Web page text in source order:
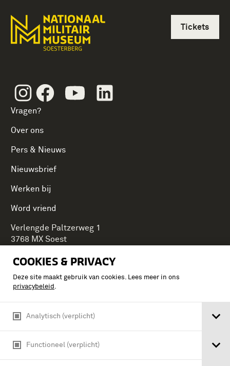
COOKIES & PRIVACY
Deze site maakt gebruik van cookies. Lees meer in ons
privacybeleid .
Analytisch (verplicht)
Functioneel (verplicht)
InstagramFacebookYoutube
Vragen?
Over ons
Pers & Nieuws
Nieuwsbrief
Werken bij
Word vriend
Tickets
Verlengde Paltzerweg 1
3768 MX Soest
Onderdeel van Stichting Koninklijke Defensiemusea,